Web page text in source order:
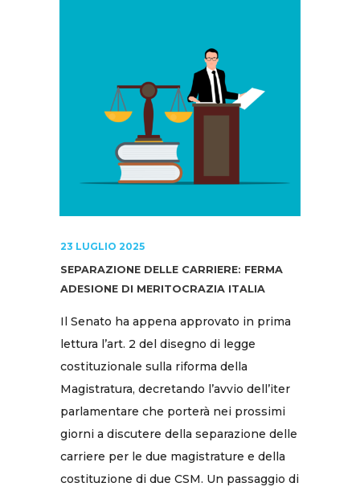
23 LUGLIO 2025
SEPARAZIONE DELLE CARRIERE: FERMA
ADESIONE DI MERITOCRAZIA ITALIA
Il Senato ha appena approvato in prima
lettura l’art. 2 del disegno di legge
costituzionale sulla riforma della
Magistratura, decretando l’avvio dell’iter
parlamentare che porterà nei prossimi
giorni a discutere della separazione delle
carriere per le due magistrature e della
costituzione di due CSM. Un passaggio di